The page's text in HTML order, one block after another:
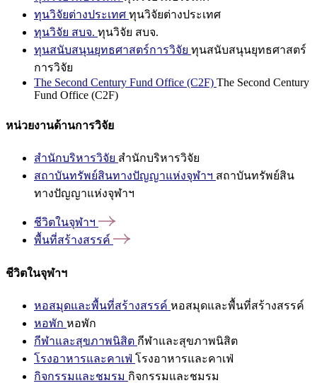
ทุนวิจัยต่างประเทศ ทุนวิจัยต่างประเทศ
ทุนวิจัย สบจ. ทุนวิจัย สบจ.
ทุนสนับสนุนยุทธศาสตร์การวิจัย ทุนสนับสนุนยุทธศาสตร์
การวิจัย
The Second Century Fund Office (C2F) The Second Century
Fund Office (C2F)
หน่วยงานด้านการวิจัย
สำนักบริหารวิจัย สำนักบริหารวิจัย
สถาบันทรัพย์สินทางปัญญาแห่งจุฬาฯ สถาบันทรัพย์สิน
ทางปัญญาแห่งจุฬาฯ
ชีวิตในจุฬาฯ
พื้นที่สร้างสรรค์
ชีวิตในจุฬาฯ
หอสมุดและพื้นที่สร้างสรรค์ หอสมุดและพื้นที่สร้างสรรค์
หอพัก หอพัก
กีฬาและสุขภาพนิสิต กีฬาและสุขภาพนิสิต
โรงอาหารและคาเฟ่ โรงอาหารและคาเฟ่
กิจกรรมและชมรม กิจกรรมและชมรม